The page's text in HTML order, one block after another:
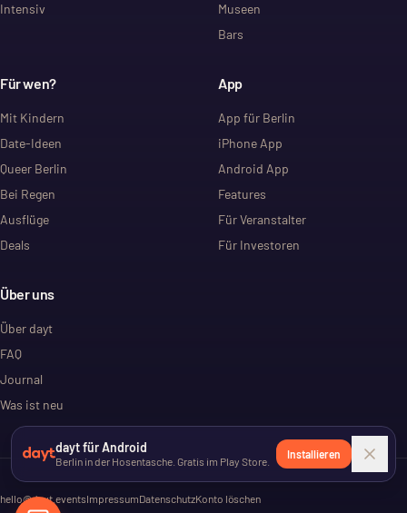
Intensiv
Museen
Bars
Für wen?
Mit Kindern
Date-Ideen
Queer Berlin
Bei Regen
Ausflüge
Deals
App
App für Berlin
iPhone App
Android App
Features
Für Veranstalter
Für Investoren
Über uns
Über dayt
FAQ
Journal
Was ist neu
hello@dayt.eventsImpressumDatenschutzKonto löschen
dayt für Android
Berlin in der Hosentasche. Gratis im Play Store.
Installieren